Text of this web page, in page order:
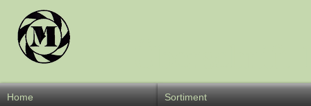
Home Sortiment